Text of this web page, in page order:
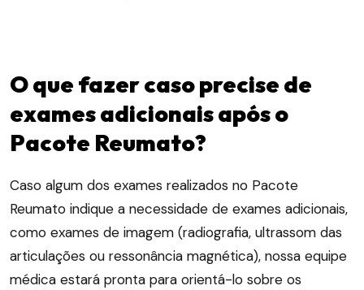
O que fazer caso precise de
exames adicionais após o
Pacote Reumato?
Caso algum dos exames realizados no Pacote
Reumato indique a necessidade de exames adicionais,
como exames de imagem (radiografia, ultrassom das
articulações ou ressonância magnética), nossa equipe
médica estará pronta para orientá-lo sobre os